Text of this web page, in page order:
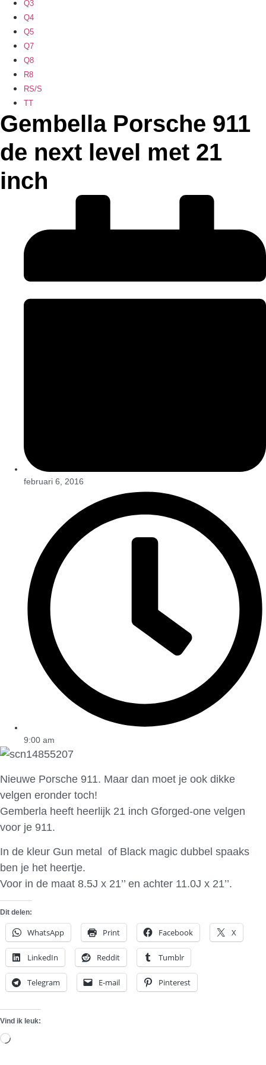
Q3
Q4
Q5
Q7
Q8
R8
RS/S
TT
Gembella Porsche 911
de next level met 21
inch
februari 6, 2016
9:00 am
Nieuwe Porsche 911. Maar dan moet je ook dikke
velgen eronder toch!
Gemberla heeft heerlijk 21 inch Gforged-one velgen
voor je 911.
In de kleur Gun metal of Black magic dubbel spaaks
ben je het heertje.
Voor in de maat 8.5J x 21’’ en achter 11.0J x 21’’.
Dit delen:
WhatsApp Print Facebook X
LinkedIn Reddit Tumblr
Telegram E-mail Pinterest
Vind ik leuk:
Aan